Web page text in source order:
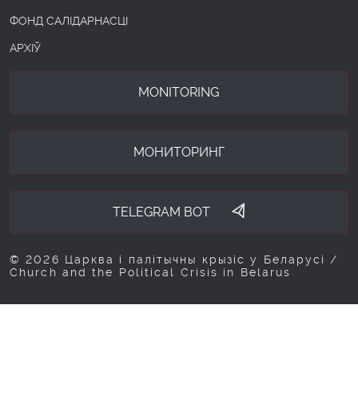
ФОНД САЛІДАРНАСЦІ
АРХІЎ
MONITORING
МОНИТОРИНГ
TELEGRAM BOT
© 2026 Царква і палітычны крызіс у Беларусі /
Church and the Political Crisis in Belarus